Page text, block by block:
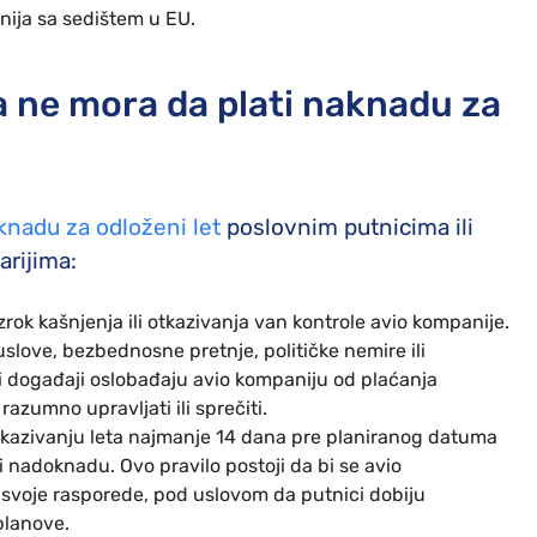
sa sedištem u EU.
mora da plati naknadu za
za odloženi let poslovnim putnicima ili
kašnjenja ili otkazivanja van kontrole avio kompanije.
bezbednosne pretnje, političke nemire ili
oslobađaju avio kompaniju od plaćanja
upravljati ili sprečiti.
leta najmanje 14 dana pre planiranog datuma
Ovo pravilo postoji da bi se avio
rasporede, pod uslovom da putnici dobiju